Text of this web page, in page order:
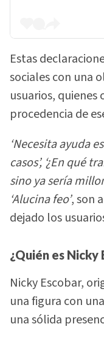
Estas
sociales con una
usuarios, quienes
procedencia de
‘Necesita ayuda
casos’, ‘¿En qué
sino ya sería
‘Alucina feo’, son
dejado los
¿Quién es Nicky
Nicky Escobar,
una figura con
una sólida